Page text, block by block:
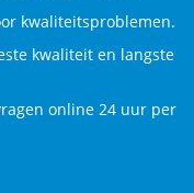
kwaliteitsproblemen.
kwaliteit en langste
online 24 uur per